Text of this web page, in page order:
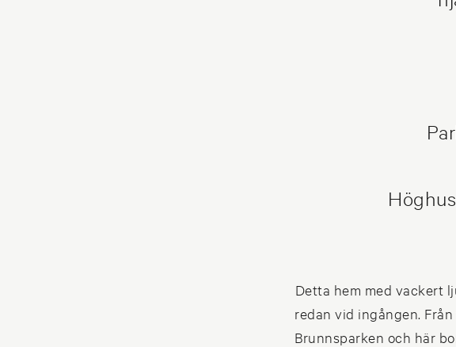
Detta hem med vackert
redan vid ingången.
Brunnsparken och här